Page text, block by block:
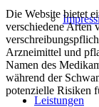
Leistungen
Die Website bietet
verschiedene Arten
Arzneimittel und
Namen des
während der
potenzielle Risiken